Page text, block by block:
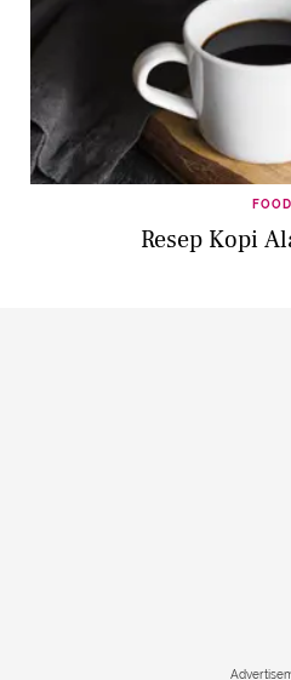
FOOD
Resep Kopi